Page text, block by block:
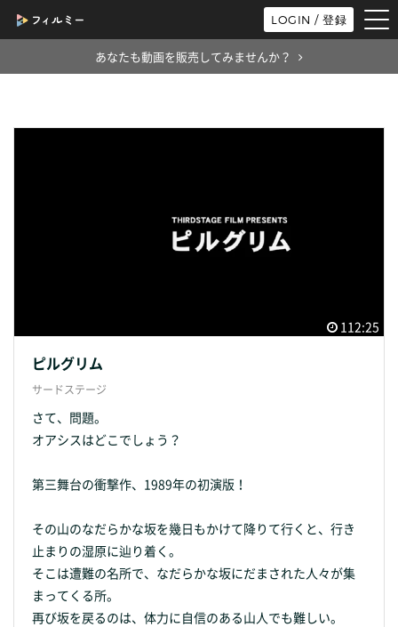
LOGIN / 登録
あなたも動画を販売してみませんか？
112:25
ピルグリム
サードステージ
さて、問題。
オアシスはどこでしょう？
第三舞台の衝撃作、1989年の初演版！
その山のなだらかな坂を幾日もかけて降りて行くと、行き
止まりの湿原に辿り着く。
そこは遭難の名所で、なだらかな坂にだまされた人々が集
まってくる所。
再び坂を戻るのは、体力に自信のある山人でも難しい。